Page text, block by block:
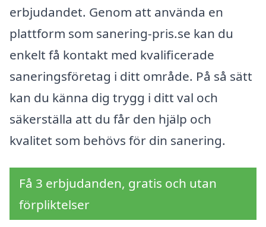
erbjudandet. Genom att använda en
plattform som sanering-pris.se kan du
enkelt få kontakt med kvalificerade
saneringsföretag i ditt område. På så sätt
kan du känna dig trygg i ditt val och
säkerställa att du får den hjälp och
kvalitet som behövs för din sanering.
Få 3 erbjudanden, gratis och utan
förpliktelser